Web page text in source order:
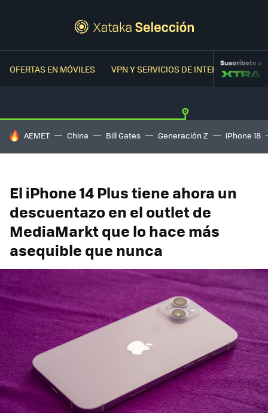
OFERTAS EN MÓVILES VPN Y SERVICIOS DE INTERNETSuscríbete a
HOY SE HABLA DE
AEMET China Bill Gates Generación Z iPhone 18
El iPhone 14 Plus tiene ahora un
descuentazo en el outlet de
MediaMarkt que lo hace más
asequible que nunca